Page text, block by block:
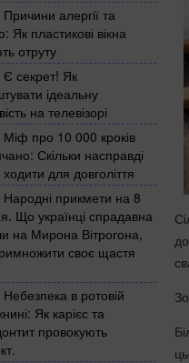
Причини алергії та
Як пластикові вікна
отруту
Є секрет! Як
ідеальну
на телевізорі
Міф про 10 000 кроків
Скільки насправді
для довголіття
Народні прикмети на 8
Що українці спрадавна
на Мирона Вітрогона,
своє щастя
Небезпека в ротовій
Як карієс та
провокують